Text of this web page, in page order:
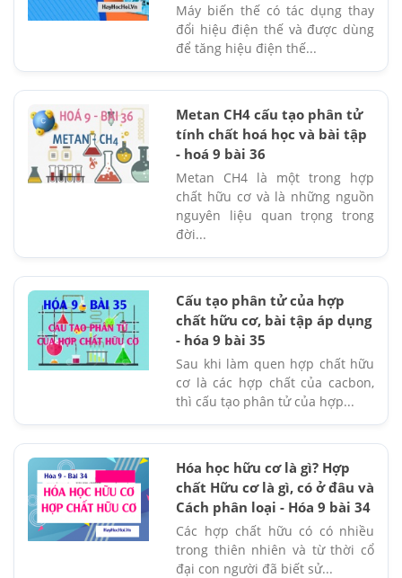
Máy biến thế có tác dụng thay
đổi hiệu điện thế và được dùng
để tăng hiệu điện thế...
Metan CH4 cấu tạo phân tử
tính chất hoá học và bài tập
- hoá 9 bài 36
Metan CH4 là một trong hợp
chất hữu cơ và là những nguồn
nguyên liệu quan trọng trong
đời...
Cấu tạo phân tử của hợp
chất hữu cơ, bài tập áp dụng
- hóa 9 bài 35
Sau khi làm quen hợp chất hữu
cơ là các hợp chất của cacbon,
thì cấu tạo phân tử của hợp...
Hóa học hữu cơ là gì? Hợp
chất Hữu cơ là gì, có ở đâu và
Cách phân loại - Hóa 9 bài 34
Các hợp chất hữu có có nhiều
trong thiên nhiên và từ thời cổ
đại con người đã biết sử...